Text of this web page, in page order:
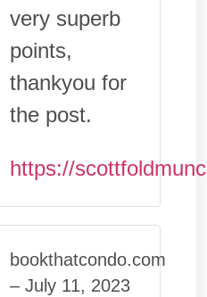
very superb
points,
thankyou for
the post.
https://
bookthatcondo.com
– July 11, 2023